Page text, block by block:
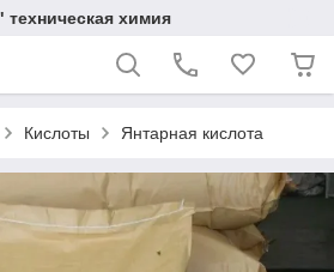
химия
Кислоты Янтарная кислота